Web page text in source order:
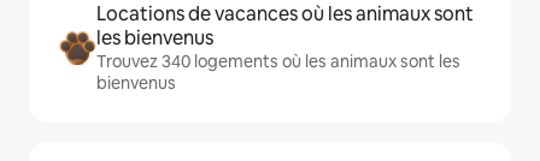
Locations de vacances où les animaux sont
les bienvenus
Trouvez 340 logements où les animaux sont les
bienvenus